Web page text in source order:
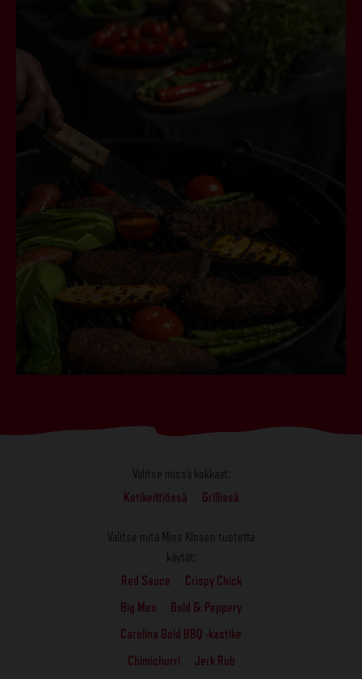
Valitse missä kokkaat:
Kotikeittiössä
Grillissä
Valitse mitä Miss Klosen tuotetta
käytät:
Red Sauce
Crispy Chick
Big Mex
Bold & Peppery
Carolina Gold BBQ -kastike
Chimichurri
Jerk Rub